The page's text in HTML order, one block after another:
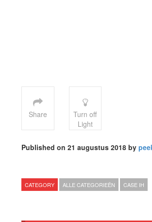
Share
Turn off
Light
Published on 21 augustus 2018 by
CATEGORY ALLE CATEGORIEËN CASE IH